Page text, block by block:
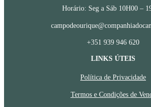
LINKS ÚTEIS
Política de Privacidade
Termos e Condições de
Horário: Seg a Sáb 10H00 –
+351 939 946 620